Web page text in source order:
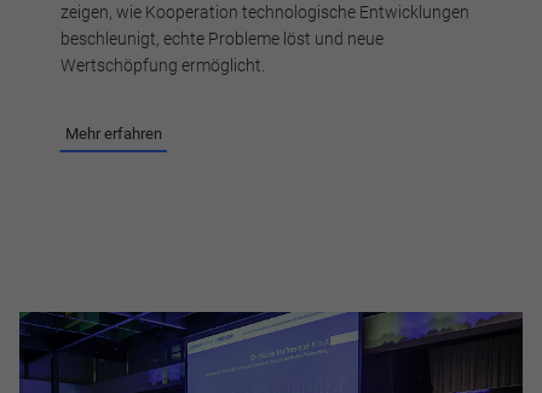
zeigen, wie Kooperation technologische Entwicklungen
beschleunigt, echte Probleme löst und neue
Wertschöpfung ermöglicht.
Mehr erfahren